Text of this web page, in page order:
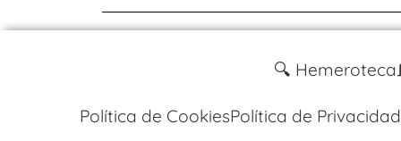
🔍 Hemeroteca
Política de CookiesPolítica de Privacidad